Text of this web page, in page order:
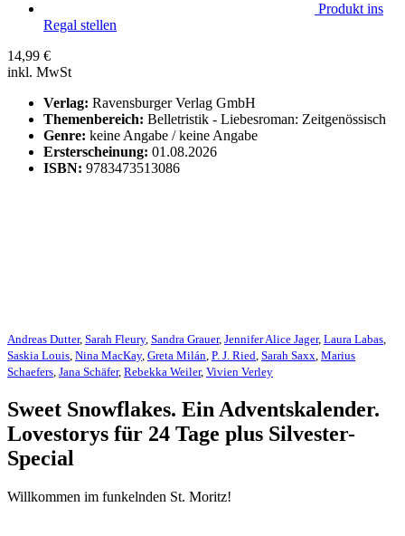
Produkt ins
Regal stellen
14,99 €
inkl. MwSt
Verlag: Ravensburger Verlag GmbH
Themenbereich: Belletristik - Liebesroman: Zeitgenössisch
Genre: keine Angabe / keine Angabe
Ersterscheinung: 01.08.2026
ISBN: 9783473513086
Andreas Dutter, Sarah Fleury, Sandra Grauer, Jennifer Alice Jager, Laura Labas,
Saskia Louis, Nina MacKay, Greta Milán, P. J. Ried, Sarah Saxx, Marius
Schaefers, Jana Schäfer, Rebekka Weiler, Vivien Verley
Sweet Snowflakes. Ein Adventskalender.
Lovestorys für 24 Tage plus Silvester-
Special
Willkommen im funkelnden St. Moritz!